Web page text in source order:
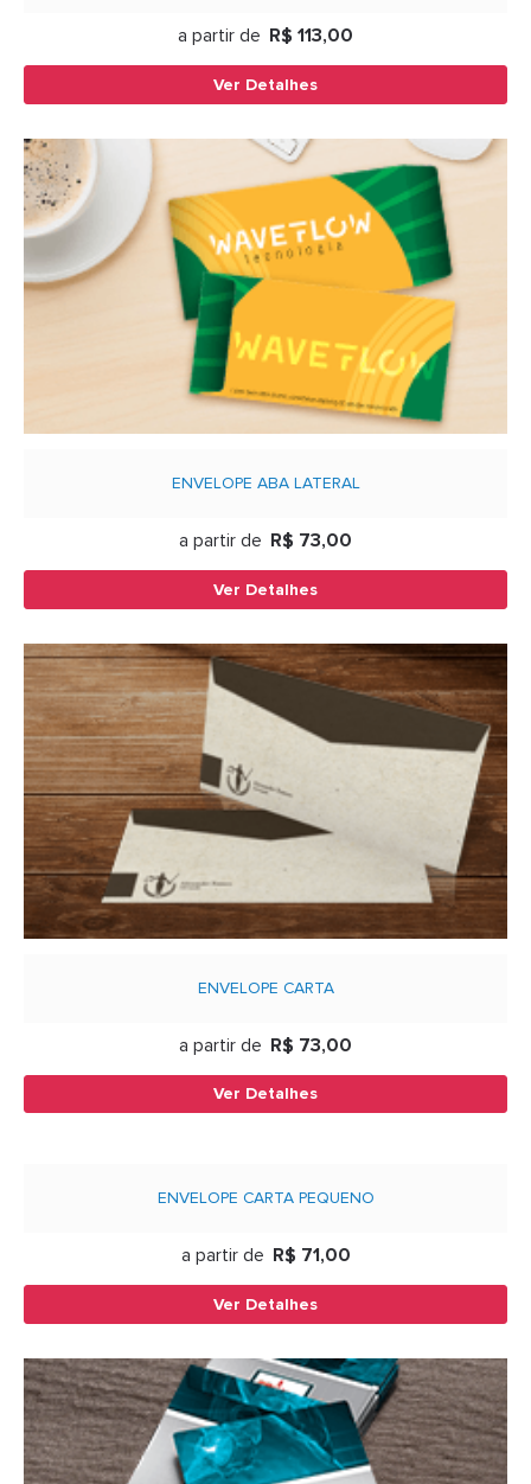
a partir de R$ 113,00
Ver Detalhes
ENVELOPE ABA LATERAL
a partir de R$ 73,00
Ver Detalhes
ENVELOPE CARTA
a partir de R$ 73,00
Ver Detalhes
ENVELOPE CARTA PEQUENO
a partir de R$ 71,00
Ver Detalhes